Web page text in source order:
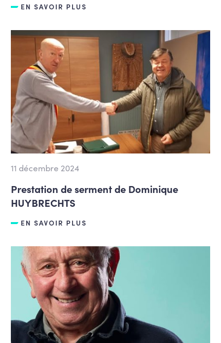
EN SAVOIR PLUS
11 décembre 2024
Prestation de serment de Dominique
HUYBRECHTS
EN SAVOIR PLUS